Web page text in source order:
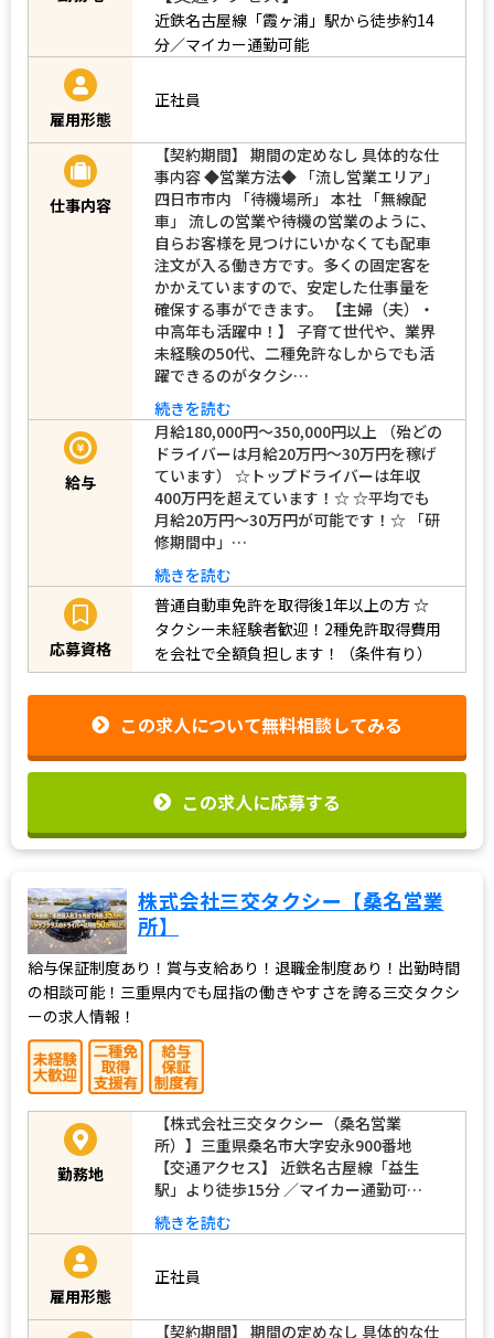
近鉄名古屋線「霞ヶ浦」駅から徒歩約14
分／マイカー通勤可能
雇用形態
正社員
仕事内容
【契約期間】 期間の定めなし 具体的な仕
事内容 ◆営業方法◆ 「流し営業エリア」
四日市市内 「待機場所」 本社 「無線配
車」 流しの営業や待機の営業のように、
自らお客様を見つけにいかなくても配車
注文が入る働き方です。多くの固定客を
かかえていますので、安定した仕事量を
確保する事ができます。 【主婦（夫）・
中高年も活躍中！】 子育て世代や、業界
未経験の50代、二種免許なしからでも活
躍できるのがタクシ…
続きを読む
給与
月給180,000円～350,000円以上 （殆どの
ドライバーは月給20万円～30万円を稼げ
ています） ☆トップドライバーは年収
400万円を超えています！☆ ☆平均でも
月給20万円～30万円が可能です！☆ 「研
修期間中」…
続きを読む
応募資格
普通自動車免許を取得後1年以上の方☆
タクシー未経験者歓迎！2種免許取得費用
を会社で全額負担します！（条件有り）
この求人について無料相談してみる
この求人に応募する
株式会社三交タクシー【桑名営業
所】
給与保証制度あり！賞与支給あり！退職金制度あり！出勤時間
の相談可能！三重県内でも屈指の働きやすさを誇る三交タクシ
ーの求人情報！
勤務地
【株式会社三交タクシー（桑名営業
所）】三重県桑名市大字安永900番地
【交通アクセス】 近鉄名古屋線「益生
駅」より徒歩15分 ／マイカー通勤可…
続きを読む
雇用形態
正社員
【契約期間】 期間の定めなし 具体的な仕